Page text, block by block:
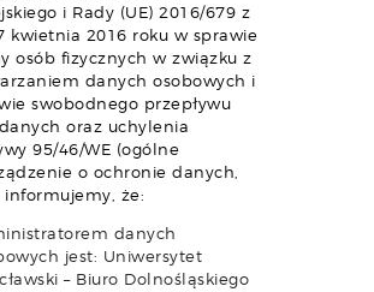
i Rady (UE) 2016/679 z
kwietnia 2016 roku w sprawie
osób fizycznych w związku z
danych osobowych i
swobodnego przepływu
oraz uchylenia
95/46/WE (ogólne
o ochronie danych,
informujemy, że:
danych
jest: Uniwersytet
– Biuro Dolnośląskiego